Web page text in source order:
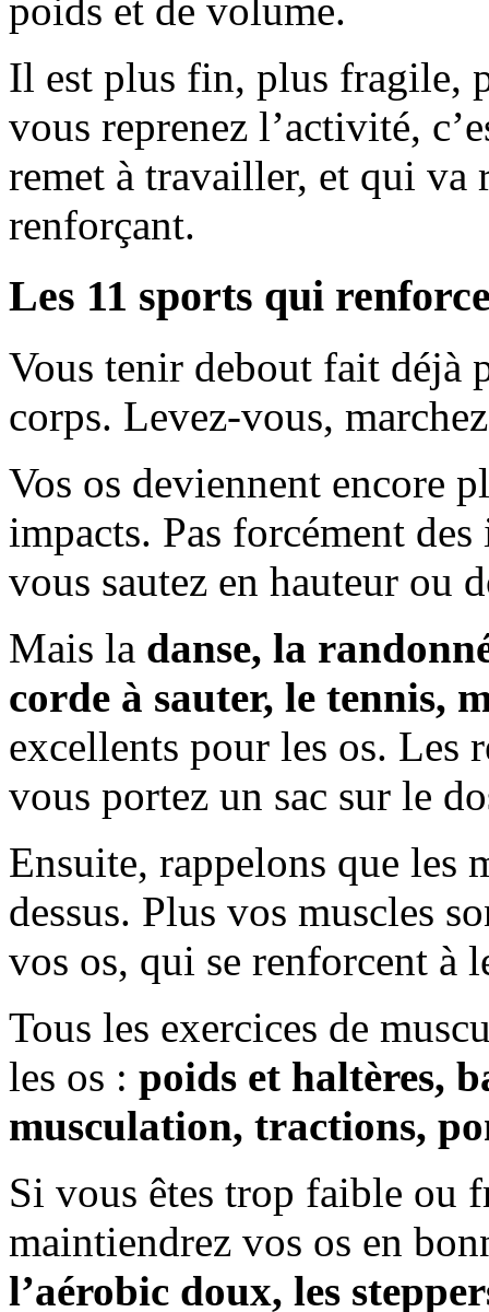
poids et de volume.
Il est plus fin, plus fragile,
vous reprenez l’activité,
remet à travailler, et qui va
renforçant.
Les 11 sports qui
Vous tenir debout fait déjà
corps. Levez-vous,
Vos os deviennent encore
impacts. Pas forcément
vous sautez en hauteur ou
Mais la danse, la
corde à sauter, le tennis,
excellents pour les os. Les
vous portez un sac sur le
Ensuite, rappelons que les
dessus. Plus vos muscles
vos os, qui se renforcent à
Tous les exercices de
les os : poids et haltères,
musculation, tractions,
Si vous êtes trop faible ou
maintiendrez vos os en
l’aérobic doux, les